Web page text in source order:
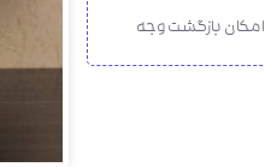
امکان بازگشت وجه